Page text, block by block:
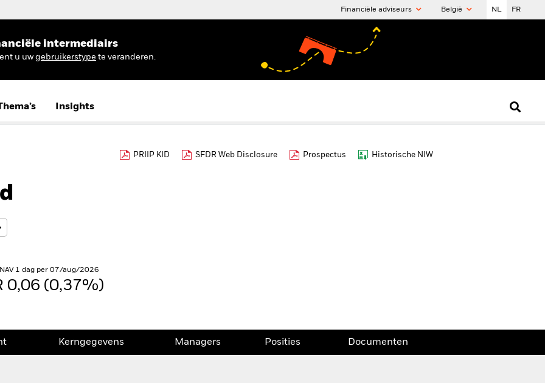
Financiële adviseurs België NL FR
intermediairs
u uw gebruikerstype te veranderen.
Insights
PRIIP KID SFDR Web Disclosure Prospectus Historische NIW
1 dag per 07/aug/2026
0,06 (0,37%)
Kerngegevens Managers Posities Documenten